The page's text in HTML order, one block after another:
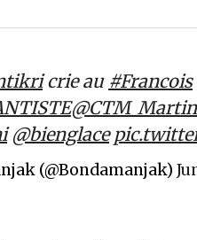
crie au #Francois
@bienglace
(@Bondamanjak)